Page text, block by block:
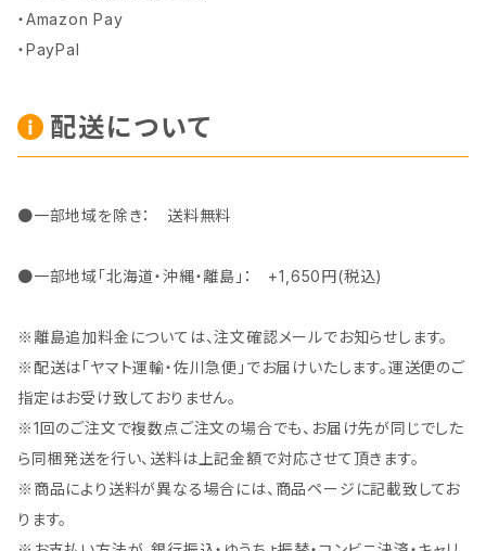
・Amazon Pay
・PayPal
配送について
●一部地域を除き： 送料無料
●一部地域「北海道・沖縄・離島」： +1,650円(税込)
※離島追加料金については、注文確認メールでお知らせします。
※配送は「ヤマト運輸・佐川急便」でお届けいたします。運送便のご
指定はお受け致しておりません。
※1回のご注文で複数点ご注文の場合でも、お届け先が同じでした
ら同梱発送を行い、送料は上記金額で対応させて頂きます。
※商品により送料が異なる場合には、商品ページに記載致してお
ります。